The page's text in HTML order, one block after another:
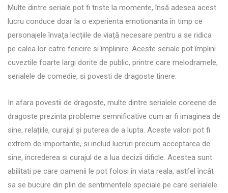
Multe dintre seriale pot fi triste la momente, însă adesea acest
lucru conduce doar la o experienta emotionanta în timp ce
personajele învața lecțiile de viață necesare pentru a se ridica
pe calea lor catre fericire si împlinire. Aceste seriale pot împlini
cuveztile foarte largi dorite de public, printre care melodramele,
serialele de comedie, si povesti de dragoste tinere.
In afara povestii de dragoste, multe dintre serialele coreene de
dragoste prezinta probleme semnificative cum ar fi imaginea de
sine, relațiile, curajul și puterea de a lupta. Aceste valori pot fi
extrem de importante, si includ lucruri precum acceptarea de
sine, încrederea si curajul de a lua decizii dificle. Acestea sunt
abilitati pe care oamenii le pot folosi în viata reala, astfel încât
sa se bucure din plin de sentimentele speciale pe care serialele